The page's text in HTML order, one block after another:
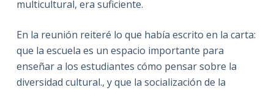
multicultural, era suficiente.
En la reunión reiteré lo que había escrito en la carta:
que la escuela es un espacio importante para
enseñar a los estudiantes cómo pensar sobre la
diversidad cultural., y que la socialización de la